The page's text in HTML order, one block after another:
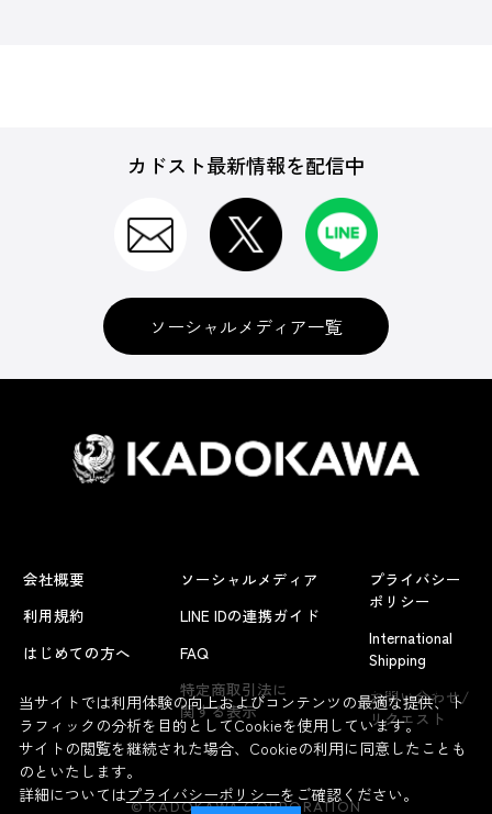
よくあるお問い合わせ
カドスト最新情報を配信中
ソーシャルメディア一覧
会社概要
利用規約
はじめての方へ
ソーシャルメディア
LINE IDの連携ガイド
FAQ
特定商取引法に
関する表示
プライバシー
ポリシー
International
Shipping
お問い合わせ/
リクエスト
© KADOKAWA CORPORATION
当サイトでは利用体験の向上およびコンテンツの最適な提供、ト
ラフィックの分析を目的としてCookieを使用しています。
サイトの閲覧を継続された場合、Cookieの利用に同意したことも
のといたします。
詳細についてはプライバシーポリシーをご確認ください。